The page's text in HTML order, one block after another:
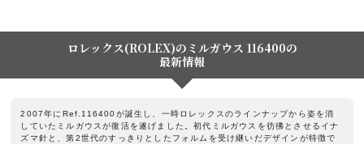
ロレックス(ROLEX)のミルガウス 116400の
最新情報
2007年にRef.116400が誕生し、一時ロレックスのラインナップから姿を消
していたミルガウスが復活を遂げました。初代ミルガウスを彷彿とさせるイナ
ズマ針と、第2世代のすっきりとしたフォルムを受け継いだデザインが特徴で